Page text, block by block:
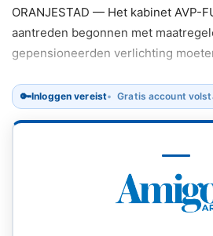
ORANJESTAD — Het kabinet AVP-
aantreden begonnen met
gepensioneerden verlichting
🔑Inloggen vereist Gratis account